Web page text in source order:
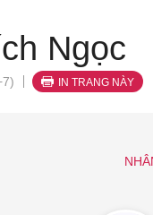
Ngọc
IN TRANG NÀY